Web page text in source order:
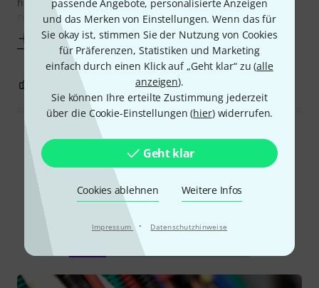
passende Angebote, personalisierte Anzeigen
und das Merken von Einstellungen. Wenn das für
Sie okay ist, stimmen Sie der Nutzung von Cookies
für Präferenzen, Statistiken und Marketing
einfach durch einen Klick auf „Geht klar“ zu (alle
anzeigen).
Sie können Ihre erteilte Zustimmung jederzeit
über die Cookie-Einstellungen (hier) widerrufen.
Geht klar
Cookies ablehnen Weitere Infos
Impressum · Datenschutzhinweise
Dann bin ich auf diese
Mehr anzeigen
0 BEWERTUNG MELDEN
Alle Bewertungen lesen
Schon gewusst?
Ratgeber